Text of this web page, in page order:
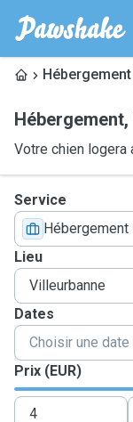
Hébergement
Hébergement,
Votre chien logera
Service
Hébergement
Lieu
Dates
Prix (EUR)